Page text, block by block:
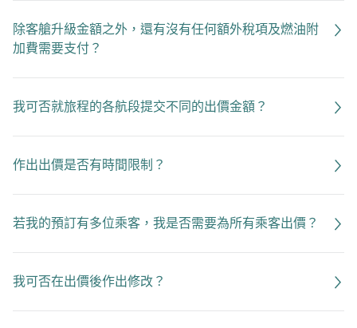
除客艙升級金額之外，還有沒有任何額外稅項及燃油附
加費需要支付？
我可否就旅程的各航段提交不同的出價金額？
作出出價是否有時間限制？
若我的預訂有多位乘客，我是否需要為所有乘客出價？
我可否在出價後作出修改？